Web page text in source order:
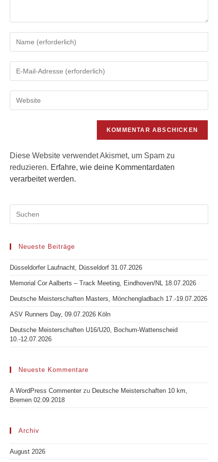
deinen
oder
Kommentieren
ein
deine
Mail-
deine
Diese Website verwendet Akismet, um Spam zu
reduzieren. Erfahre, wie deine Kommentardaten
verarbeitet werden.
Neueste Beiträge
Düsseldorfer Laufnacht, Düsseldorf 31.07.2026
Memorial Cor Aalberts – Track Meeting, Eindhoven/NL 18.07.2026
Deutsche Meisterschaften Masters, Mönchengladbach 17.-19.07.2026
ASV Runners Day, 09.07.2026 Köln
Deutsche Meisterschaften U16/U20, Bochum-Wattenscheid
10.-12.07.2026
Neueste Kommentare
A WordPress Commenter zu Deutsche Meisterschaften 10 km,
Bremen 02.09.2018
Archiv
August 2026